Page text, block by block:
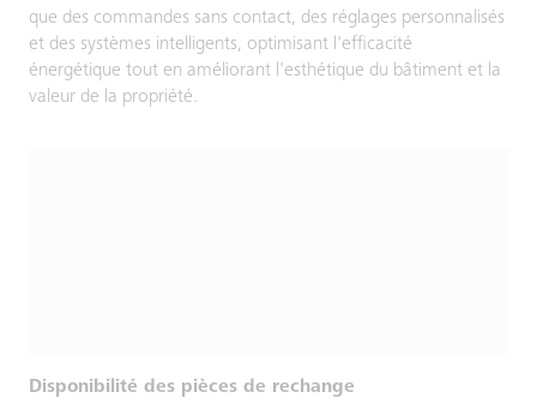
que des commandes sans contact, des réglages personnalisés
et des systèmes intelligents, optimisant l'efficacité
énergétique tout en améliorant l'esthétique du bâtiment et la
valeur de la propriété.
Disponibilité des pièces de rechange